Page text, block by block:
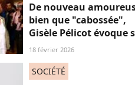
De nouveau
bien que "cabossée",
Gisèle Pélicot évoque
nouvelle vie avec
18 février 2026
SOCIÉTÉ